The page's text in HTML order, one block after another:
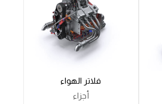
فلاتر الهواء
أجزاء